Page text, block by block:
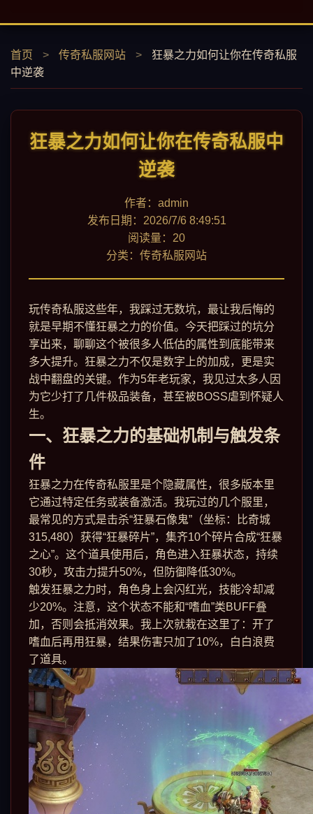
首页 > 传奇私服网站 >
狂暴之力如何让你在传奇私服
中逆袭
狂暴之力如何让你在传奇私服中
逆袭
作者：admin
发布日期：2026/7/6 8:49:51
阅读量：20
分类：传奇私服网站
玩传奇私服这些年，我踩过无数坑，最让我后悔的
就是早期不懂狂暴之力的价值。今天把踩过的坑分
享出来，聊聊这个被很多人低估的属性到底能带来
多大提升。狂暴之力不仅是数字上的加成，更是实
战中翻盘的关键。作为5年老玩家，我见过太多人因
为它少打了几件极品装备，甚至被BOSS虐到怀疑人
生。
一、狂暴之力的基础机制与触发条
件
狂暴之力在传奇私服里是个隐藏属性，很多版本里
它通过特定任务或装备激活。我玩过的几个服里，
最常见的方式是击杀“狂暴石像鬼”（坐标：比奇城
315,480）获得“狂暴碎片”，集齐10个碎片合成“狂暴
之心”。这个道具使用后，角色进入狂暴状态，持续
30秒，攻击力提升50%，但防御降低30%。
触发狂暴之力时，角色身上会闪红光，技能冷却减
少20%。注意，这个状态不能和“嗜血”类BUFF叠
加，否则会抵消效果。我上次就栽在这里了：开了
嗜血后再用狂暴，结果伤害只加了10%，白白浪费
了道具。